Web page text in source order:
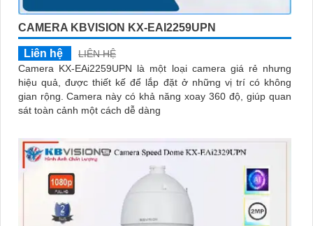
CAMERA KBVISION KX-EAI2259UPN
Liên hệ
LIÊN HỆ
Camera KX-EAi2259UPN là một loại camera giá rẻ nhưng
hiệu quả, được thiết kế để lắp đặt ở những vị trí có không
gian rộng. Camera này có khả năng xoay 360 độ, giúp quan
sát toàn cảnh một cách dễ dàng